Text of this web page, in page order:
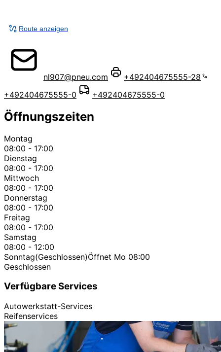
Route anzeigen
nl907@pneu.com
+492404675555-28
+492404675555-0
+492404675555-0
Öffnungszeiten
Montag
08:00 - 17:00
Dienstag
08:00 - 17:00
Mittwoch
08:00 - 17:00
Donnerstag
08:00 - 17:00
Freitag
08:00 - 17:00
Samstag
08:00 - 12:00
Sonntag(Geschlossen)Öffnet Mo 08:00
Geschlossen
Verfügbare Services
Autowerkstatt-Services
Reifenservices